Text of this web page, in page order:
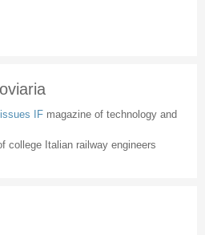
IF magazine of technology and
college Italian railway engineers